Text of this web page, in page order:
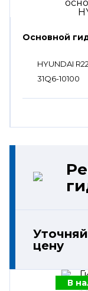
Основной
HYUNDAI
31Q6-10100
цену
В